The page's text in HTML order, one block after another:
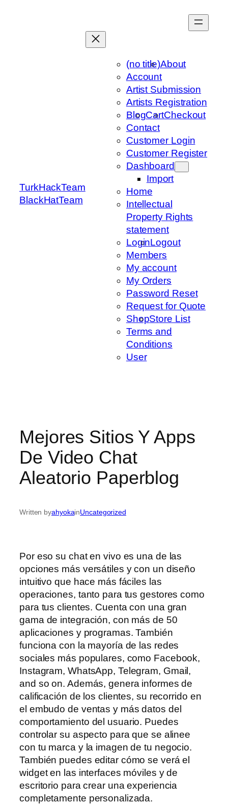
TurkHackTeam
BlackHatTeam
(no title)About
Account
Artist Submission
Artists Registration
BlogCartCheckout
Contact
Customer Login
Customer Register
Dashboard
Import
Home
Intellectual
Property Rights
statement
LoginLogout
Members
My account
My Orders
Password Reset
Request for Quote
ShopStore List
Terms and
Conditions
User
Mejores Sitios Y Apps
De Video Chat
Aleatorio Paperblog
Written byahyokainUncategorized
Por eso su chat en vivo es una de las
opciones más versátiles y con un diseño
intuitivo que hace más fáciles las
operaciones, tanto para tus gestores como
para tus clientes. Cuenta con una gran
gama de integración, con más de 50
aplicaciones y programas. También
funciona con la mayoría de las redes
sociales más populares, como Facebook,
Instagram, WhatsApp, Telegram, Gmail,
and so on. Además, genera informes de
calificación de los clientes, su recorrido en
el embudo de ventas y más datos del
comportamiento del usuario. Puedes
controlar su aspecto para que se alinee
con tu marca y la imagen de tu negocio.
También puedes editar cómo se verá el
widget en las interfaces móviles y de
escritorio para crear una experiencia
completamente personalizada.